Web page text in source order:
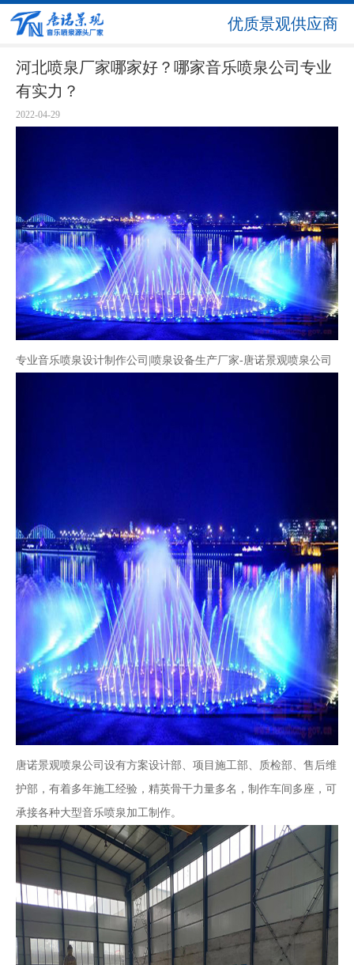
优质景观供应商
河北喷泉厂家哪家好？哪家音乐喷泉公司专业
有实力？
2022-04-29
专业音乐喷泉设计制作公司|喷泉设备生产厂家-唐诺景观喷泉公司
唐诺景观喷泉公司设有方案设计部、项目施工部、质检部、售后维
护部，有着多年施工经验，精英骨干力量多名，制作车间多座，可
承接各种大型音乐喷泉加工制作。